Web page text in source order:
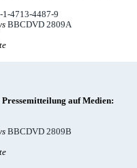
1-4713-4487-9
BBCDVD 2809A
Pressemitteilung auf Medien:
BBCDVD 2809B